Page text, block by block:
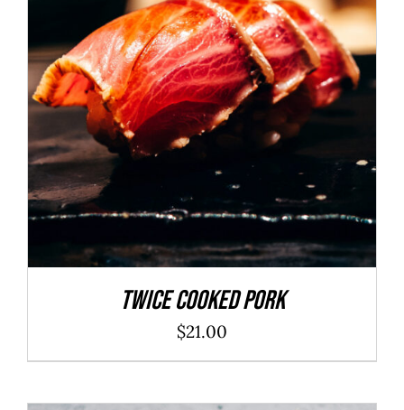
ADD TO CART / DÉTAILS
Twice Cooked Pork
$21.00